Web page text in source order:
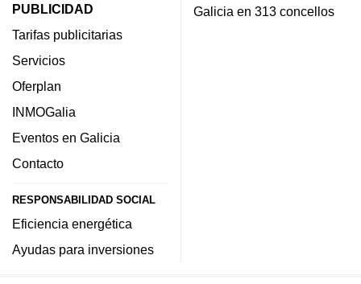
PUBLICIDAD
Tarifas publicitarias
Servicios
Oferplan
INMOGalia
Eventos en Galicia
Contacto
RESPONSABILIDAD SOCIAL
Eficiencia energética
Ayudas para inversiones
Galicia en 313 concellos